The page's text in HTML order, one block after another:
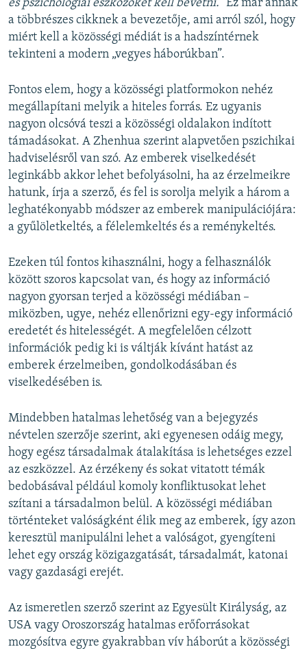
és pszichológiai eszközöket kell bevetni.” Ez már annak
a többrészes cikknek a bevezetője, ami arról szól, hogy
miért kell a közösségi médiát is a hadszíntérnek
tekinteni a modern „vegyes háborúkban”.
Fontos elem, hogy a közösségi platformokon nehéz
megállapítani melyik a hiteles forrás. Ez ugyanis
nagyon olcsóvá teszi a közösségi oldalakon indított
támadásokat. A Zhenhua szerint alapvetően pszichikai
hadviselésről van szó. Az emberek viselkedését
leginkább akkor lehet befolyásolni, ha az érzelmeikre
hatunk, írja a szerző, és fel is sorolja melyik a három a
leghatékonyabb módszer az emberek manipulációjára:
a gyűlöletkeltés, a félelemkeltés és a reménykeltés.
Ezeken túl fontos kihasználni, hogy a felhasználók
között szoros kapcsolat van, és hogy az információ
nagyon gyorsan terjed a közösségi médiában –
miközben, ugye, nehéz ellenőrizni egy-egy információ
eredetét és hitelességét. A megfelelően célzott
információk pedig ki is váltják kívánt hatást az
emberek érzelmeiben, gondolkodásában és
viselkedésében is.
Mindebben hatalmas lehetőség van a bejegyzés
névtelen szerzője szerint, aki egyenesen odáig megy,
hogy egész társadalmak átalakítása is lehetséges ezzel
az eszközzel. Az érzékeny és sokat vitatott témák
bedobásával például komoly konfliktusokat lehet
szítani a társadalmon belül. A közösségi médiában
történteket valóságként élik meg az emberek, így azon
keresztül manipulálni lehet a valóságot, gyengíteni
lehet egy ország közigazgatását, társadalmát, katonai
vagy gazdasági erejét.
Az ismeretlen szerző szerint az Egyesült Királyság, az
USA vagy Oroszország hatalmas erőforrásokat
mozgósítva egyre gyakrabban vív háborút a közösségi